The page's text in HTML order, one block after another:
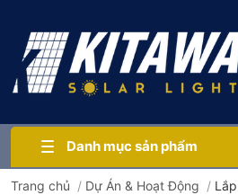
Danh mục sản phẩm
Trang chủ / Dự Án & Hoạt Động /